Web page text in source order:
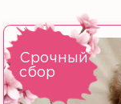
Срочный
сбор